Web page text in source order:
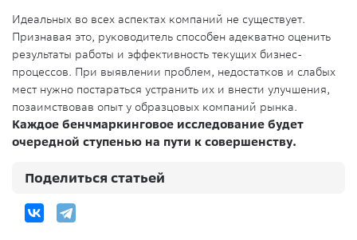
Идеальных во всех аспектах компаний не существует.
Признавая это, руководитель способен адекватно оценить
результаты работы и эффективность текущих бизнес-
процессов. При выявлении проблем, недостатков и слабых
мест нужно постараться устранить их и внести улучшения,
позаимствовав опыт у образцовых компаний рынка.
Каждое бенчмаркинговое исследование будет
очередной ступенью на пути к совершенству.
Поделиться статьей